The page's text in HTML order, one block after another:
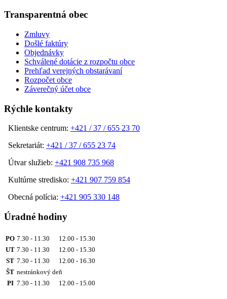
Transparentná obec
Zmluvy
Došlé faktúry
Objednávky
Schválené dotácie z rozpočtu obce
Prehľad verejných obstarávaní
Rozpočet obce
Záverečný účet obce
Rýchle kontakty
Klientske centrum: +421 / 37 / 655 23 70
Sekretariát: +421 / 37 / 655 23 74
Útvar služieb: +421 908 735 968
Kultúrne stredisko: +421 907 759 854
Obecná polícia: +421 905 330 148
Úradné hodiny
PO 7.30 - 11.30 12.00 - 15.30
UT 7.30 - 11.30 12.00 - 15.30
ST 7.30 - 11.30 12.00 - 16.30
ŠT nestránkový deň
PI 7.30 - 11.30 12.00 - 15.00